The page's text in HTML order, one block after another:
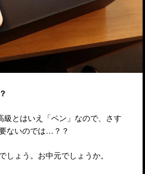
級とはいえ「ペン」なので、さす
ないのでは…？？
ょう。お中元でしょうか。